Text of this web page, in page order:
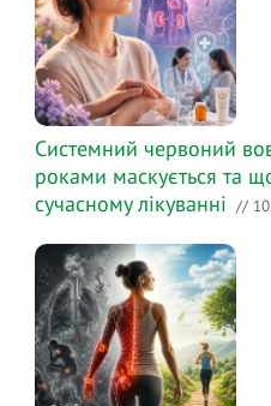
Системний червоний
роками маскується та
сучасному лікуванні //